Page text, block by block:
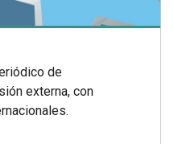
de
externa, con